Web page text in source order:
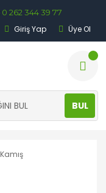
0 262 344 39 77
Giriş Yap Üye Ol
BUL